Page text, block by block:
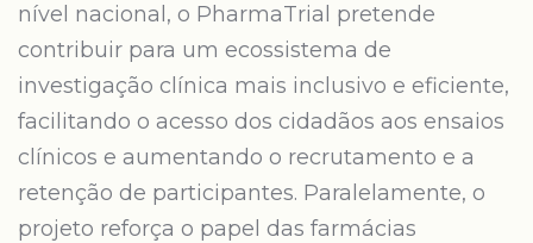
nível nacional, o PharmaTrial pretende
contribuir para um ecossistema de
investigação clínica mais inclusivo e eficiente,
facilitando o acesso dos cidadãos aos ensaios
clínicos e aumentando o recrutamento e a
retenção de participantes. Paralelamente, o
projeto reforça o papel das farmácias